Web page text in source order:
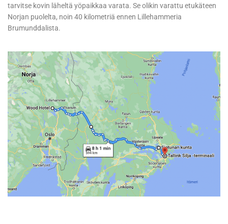
tarvitse kovin läheltä yöpaikkaa varata. Se olikin varattu etukäteen
Norjan puolelta, noin 40 kilometriä ennen Lillehammeria
Brumunddalista.